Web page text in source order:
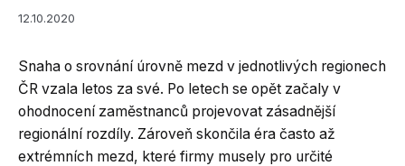
12.10.2020
Snaha o srovnání úrovně mezd v jednotlivých regionech
ČR vzala letos za své. Po letech se opět začaly v
ohodnocení zaměstnanců projevovat zásadnější
regionální rozdíly. Zároveň skončila éra často až
extrémních mezd, které firmy musely pro určité